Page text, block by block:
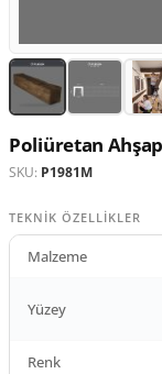
Poliüretan
SKU: P1981M
TEKNIK ÖZELLIKLER
Malzeme
Yüzey
Renk